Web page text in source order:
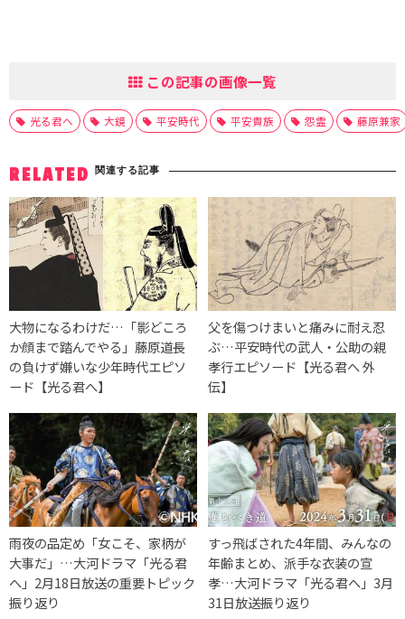
この記事の画像一覧
光る君へ 大鏡 平安時代 平安貴族 怨霊 藤原兼家
RELATED 関連する記事
大物になるわけだ…「影どころ
か顔まで踏んでやる」藤原道長
の負けず嫌いな少年時代エピソ
ード【光る君へ】
父を傷つけまいと痛みに耐え忍
ぶ…平安時代の武人・公助の親
孝行エピソード【光る君へ 外
伝】
雨夜の品定め「女こそ、家柄が
大事だ」…大河ドラマ「光る君
へ」2月18日放送の重要トピック
振り返り
すっ飛ばされた4年間、みんなの
年齢まとめ、派手な衣装の宣
孝…大河ドラマ「光る君へ」3月
31日放送振り返り